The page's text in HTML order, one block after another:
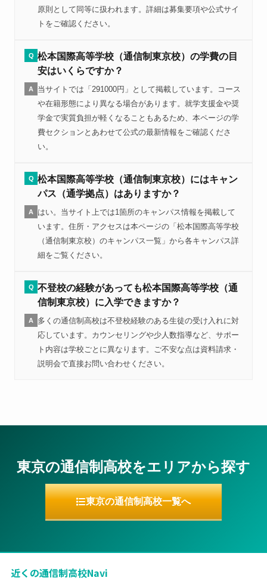
原則として同等に扱われます。詳細は募集要項や公式サイ
トをご確認ください。
Q 松本国際高等学校（通信制東京校）の学費の目
安はいくらですか？
A
当サイトでは「291000円」として掲載しています。コース
や在籍形態により異なる場合があります。就学支援金や奨
学金で実質負担が軽くなることもあるため、本ページの学
費セクションとあわせて公式の最新情報をご確認くださ
い。
Q 松本国際高等学校（通信制東京校）にはキャン
パス（通学拠点）はありますか？
A
はい。当サイト上では1箇所のキャンパス情報を掲載して
います。住所・アクセスは本ページの「松本国際高等学校
（通信制東京校）のキャンパス一覧」から各キャンパス詳
細をご覧ください。
Q 不登校の経験があっても松本国際高等学校（通
信制東京校）に入学できますか？
A
多くの通信制高校は不登校経験のある生徒の受け入れに対
応しています。カウンセリングや少人数指導など、サポー
ト内容は学校ごとに異なります。ご不安な点は資料請求・
説明会で直接お問い合わせください。
東京の通信制高校をエリアから探す
東京の通信制高校一覧へ
近くの通信制高校Navi